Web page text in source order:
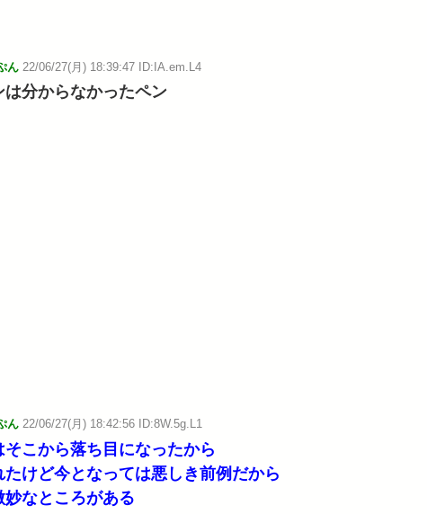
ん 22/06/27(月) 18:39:47 ID:IA.em.L4
は分からなかったペン
ん 22/06/27(月) 18:42:56 ID:8W.5g.L1
こから落ち目になったから
けど今となっては悪しき前例だから
なところがある